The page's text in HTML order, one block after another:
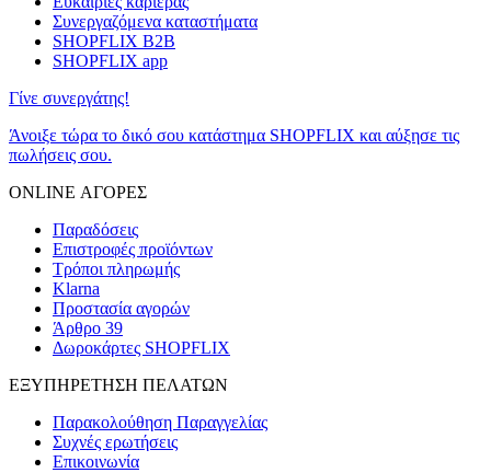
Συνεργαζόμενα καταστήματα
SHOPFLIX B2B
SHOPFLIX app
Γίνε συνεργάτης!
Άνοιξε τώρα το δικό σου κατάστημα SHOPFLIX και αύξησε τις
πωλήσεις σου.
ONLINE ΑΓΟΡΕΣ
Παραδόσεις
Επιστροφές προϊόντων
Τρόποι πληρωμής
Klarna
Προστασία αγορών
Άρθρο 39
Δωροκάρτες SHOPFLIX
ΕΞΥΠΗΡΕΤΗΣΗ ΠΕΛΑΤΩΝ
Παρακολούθηση Παραγγελίας
Συχνές ερωτήσεις
Επικοινωνία